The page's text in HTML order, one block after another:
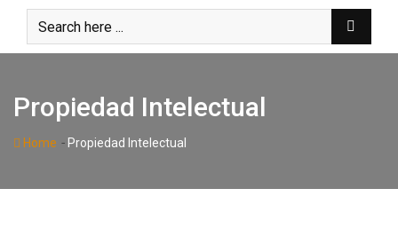
content
Propiedad Intelectual
Home - Propiedad Intelectual